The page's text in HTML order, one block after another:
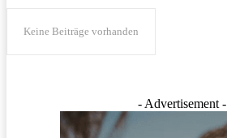
Keine Beiträge vorhanden
- Advertisement -